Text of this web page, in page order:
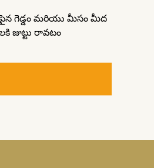
గెడ్డం మరియు మీసం మీద
జుట్టు రావటం